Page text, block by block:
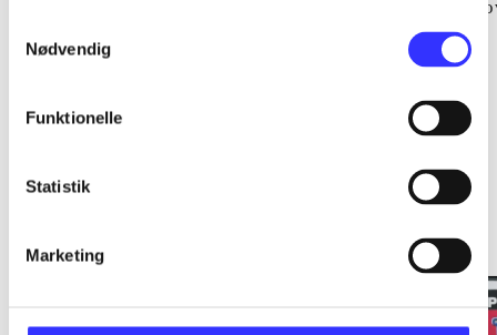
Nødvendig
Funktionelle
Statistik
Marketing
Fætter Kanin klassiker